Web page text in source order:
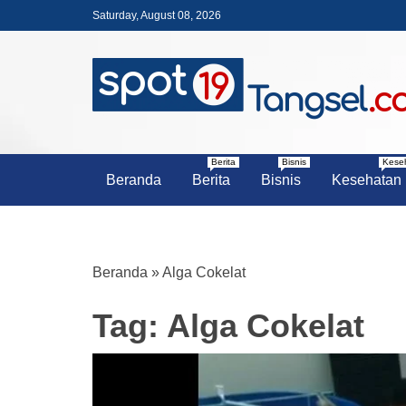
to
Saturday, August 08, 2026
SPOT19
Beranda Berita
Berita
Bisnis
Bisnis
Kesehatan
Beranda »Alga Cokelat
Tag: Alga Cokelat